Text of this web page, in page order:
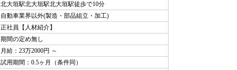
北大垣駅北大垣駅北大垣駅徒歩で10分
自動車業界以外(製造・部品組立・加工)
正社員【人材紹介】
期間の定め無し
月給：23万2000円 ～
試用期間：0.5ヶ月（条件同）